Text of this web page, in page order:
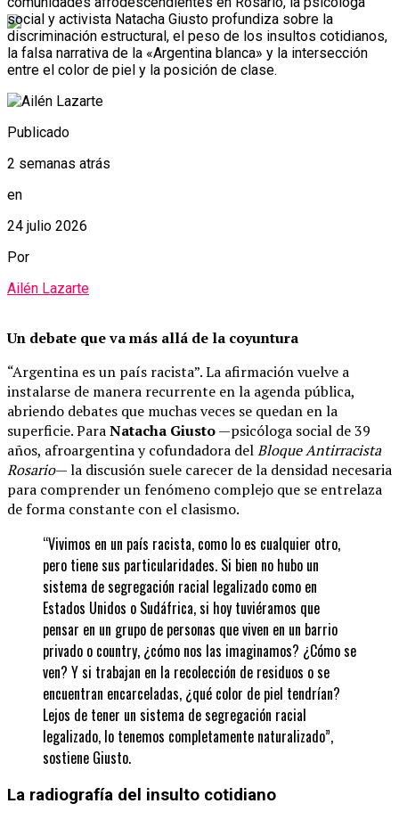
social y activista Natacha Giusto profundiza sobre la
discriminación estructural, el peso de los insultos cotidianos,
la falsa narrativa de la «Argentina blanca» y la intersección
entre el color de piel y la posición de clase.
Publicado
2 semanas atrás
en
24 julio 2026
Por
Ailén Lazarte
Un debate que va más allá de la coyuntura
“Argentina es un país racista”. La afirmación vuelve a
instalarse de manera recurrente en la agenda pública,
abriendo debates que muchas veces se quedan en la
superficie. ParaNatacha Giusto—psicóloga social de 39
años, afroargentina y cofundadora delBloque Antirracista
Rosario— la discusión suele carecer de la densidad necesaria
para comprender un fenómeno complejo que se entrelaza
de forma constante con el clasismo.
“Vivimos en un país racista, como lo es cualquier otro,
pero tiene sus particularidades. Si bien no hubo un
sistema de segregación racial legalizado como en
Estados Unidos o Sudáfrica, si hoy tuviéramos que
pensar en un grupo de personas que viven en un barrio
privado o country, ¿cómo nos las imaginamos? ¿Cómo se
ven? Y si trabajan en la recolección de residuos o se
encuentran encarceladas, ¿qué color de piel tendrían?
Lejos de tener un sistema de segregación racial
legalizado, lo tenemos completamente naturalizado”,
sostiene Giusto.
La radiografía del insulto cotidiano